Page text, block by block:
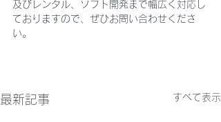
及びレンタル、ソフト開発まで幅広く対応し
ておりますので、ぜひお問い合わせくださ
い。
最新記事 すべて表示